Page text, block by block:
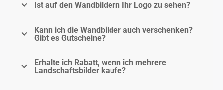
Ist auf den Wandbildern Ihr Logo zu sehen?
Kann ich die Wandbilder auch verschenken?
Gibt es Gutscheine?
Erhalte ich Rabatt, wenn ich mehrere
Landschaftsbilder kaufe?